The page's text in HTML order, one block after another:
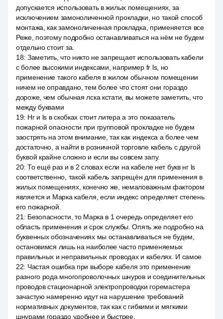
допускается использовать в жилых помещениях, за
исключением замоноличенной прокладки, но такой способ
монтажа, как замоноличенная прокладка, применяется все
Реже, поэтому подробно останавливаться на нём не будем
отдельно стоит за.
18: Заметить, что никто не запрещает использовать кабели
с более высокими индексами, например fr ls, но
применение такого кабеля в жилом обычном помещении
ничем не оправдано, тем более что стоят они гораздо
дороже, чем обычная лска кстати, вы можете заметить, что
между буквами
19: Нг и ls в скобках стоит литера а это показатель
пожарной опасности при групповой прокладке не будем
заострять на этом внимание, так как индекса а более чем
достаточно, а найти в розничной торговле кабель с другой
буквой крайне сложно и если вы совсем запу.
20: То ещё раз и в 2 словах если на кабеле нет букв нг ls
соответственно, такой кабель запрещён для применения в
жилых помещениях, конечно же, немаловажным фактором
является и Марка кабеля, если индекс определяет степень
его пожарной.
21: Безопасности, то Марка в 1 очередь определяет его
область применения и срок службы. Опять же подробно на
буквенных обозначениях мы останавливаться не будем,
остановимся лишь на наиболее часто применяемых
правильных и неправильных проводах и кабелях. И самое
22: Частая ошибка при выборе кабеля это применение
разного рода многопроволочных шнуров и соединительных
проводов стационарной электропроводки горемастера
зачастую намеренно идут на нарушение требований
нормативных документов, так как с гибкими и мягкими
шнурами гораздо удобнее и быстрее.